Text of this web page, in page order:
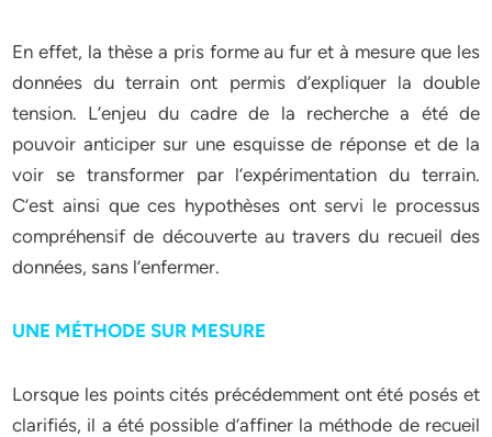
En effet, la thèse a pris forme au fur et à mesure que les
données du terrain ont permis d’expliquer la double
tension. L’enjeu du cadre de la recherche a été de
pouvoir anticiper sur une esquisse de réponse et de la
voir se transformer par l’expérimentation du terrain.
C’est ainsi que ces hypothèses ont servi le processus
compréhensif de découverte au travers du recueil des
données, sans l’enfermer.
UNE MÉTHODE SUR MESURE
Lorsque les points cités précédemment ont été posés et
clarifiés, il a été possible d’affiner la méthode de recueil